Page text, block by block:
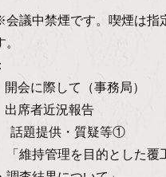
です。喫煙は指定
会に際して（事務局）
席者近況報告
話題提供・質疑等①
理を目的とした覆工